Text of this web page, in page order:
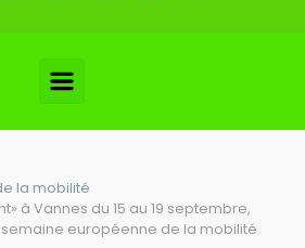
la mobilité
à Vannes du 15 au 19 septembre,
européenne de la mobilité